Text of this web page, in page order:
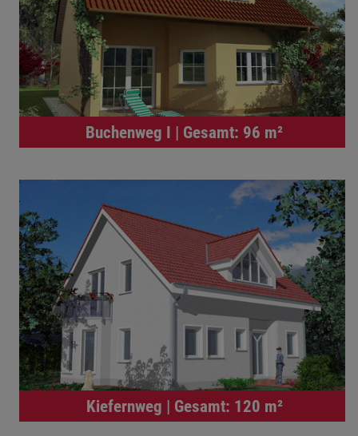
Buchenweg I | Gesamt: 96 m²
Kiefernweg | Gesamt: 120 m²